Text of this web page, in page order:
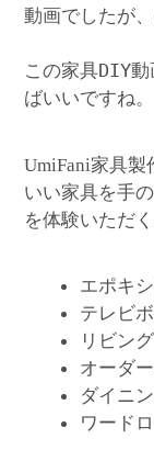
動画でしたが
この家具DIY
ばいいですね。
UmiFani家具製
いい家具を手
を体験いただく
エポキ
テレビ
リビン
オーダ
ダイニ
ワード